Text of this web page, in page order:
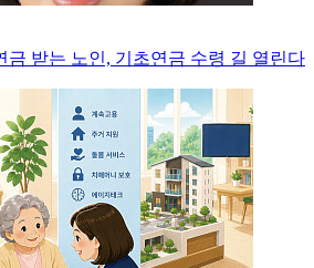
금 받는 노인, 기초연금 수령 길 열린다